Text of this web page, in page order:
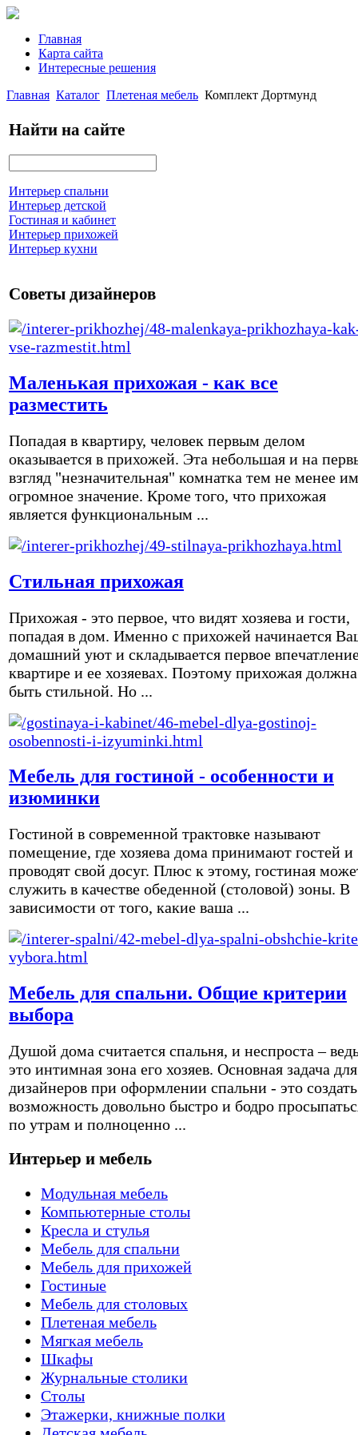
Главная
Карта сайта
Интересные решения
Главная Каталог Плетеная мебель Комплект Дортмунд
Найти на сайте
Интерьер спальни
Интерьер детской
Гостиная и кабинет
Интерьер прихожей
Интерьер кухни
Советы дизайнеров
Маленькая прихожая - как все
разместить
Попадая в квартиру, человек первым делом
оказывается в прихожей. Эта небольшая и на
взгляд "незначительная" комнатка тем не менее
огромное значение. Кроме того, что прихожая
является функциональным ...
Стильная прихожая
Прихожая - это первое, что видят хозяева и гости,
попадая в дом. Именно с прихожей начинается
домашний уют и складывается первое
квартире и ее хозяевах. Поэтому прихожая должна
быть стильной. Но ...
Мебель для гостиной - особенности и
изюминки
Гостиной в современной трактовке называют
помещение, где хозяева дома принимают гостей и
проводят свой досуг. Плюс к этому, гостиная
служить в качестве обеденной (столовой) зоны. В
зависимости от того, какие ваша ...
Мебель для спальни. Общие критерии
выбора
Душой дома считается спальня, и неспроста –
это интимная зона его хозяев. Основная задача для
дизайнеров при оформлении спальни - это создать
возможность довольно быстро и бодро
по утрам и полноценно ...
Интерьер и мебель
Модульная мебель
Компьютерные столы
Кресла и стулья
Мебель для спальни
Мебель для прихожей
Гостиные
Мебель для столовых
Плетеная мебель
Мягкая мебель
Шкафы
Журнальные столики
Столы
Этажерки, книжные полки